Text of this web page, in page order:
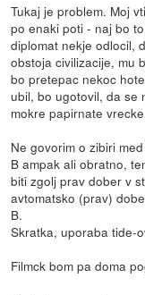
Tukaj je problem. Moj
po enaki poti - naj bo
diplomat nekje odlocil,
obstoja civilizacije, mu
bo pretepac nekoc
ubil, bo ugotovil, da se
mokre papirnate
Ne govorim o zibiri
B ampak ali obratno,
biti zgolj prav dober v
avtomatsko (prav)
B.
Skratka, uporaba tide-
Filmck bom pa doma